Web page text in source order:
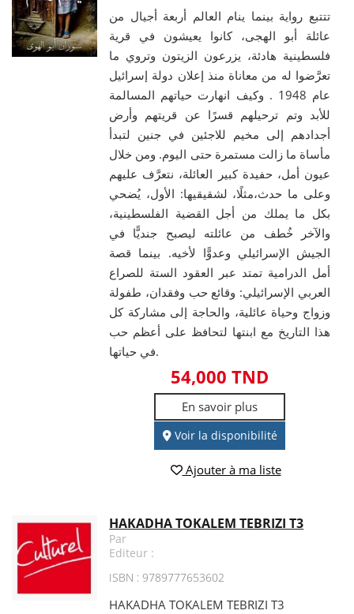
تتتبع رواية بينما ينام العالم أربعة أجيال من
عائلة أبو الهجى، كانوا يعيشون في قرية
فلسطينية هادئة، يزرعون الزيتون وتروي ما
تعرَّضوا له من معاناة منذ إعلان دولة إسرائيل
عام 1948 . وكيف انهارت حياتهم المسالمة
للأبد وتم ترحيلهم قسرًا عن قريتهم وأرض
أجدادهم إلى مخيم للاجئين في جنين لتبدأ
مأساة ما زالت مستمرة حتى اليوم. ومن خلال
عيون أمل، حفيدة كبير العائلة، نتعرَّف عليهم
وعلى ما حدث،مثلًا، لشقيقيها: الأول، يُضحي
بكل ما يملك من أجل القضية الفلسطينية،
والآخر خُطف من عائلته ليصبح جنديًّا في
الجيش الإسرائيلي وعدوًّا لأخيه. بينما قصة
أمل الدرامية تمتد عبر العقود الستة للصراع
العربي الإسرائيلي: وقائع حب وفقدان، طفولة
وزواج وحياة عائلية، والحاجة إلى مشاركة كل
هذا التاريخ مع ابنتها لتحافظ على أعظم حب
في حياتها.
54,000 TND
En savoir plus
Voir la disponibilité
Ajouter à ma liste
HAKADHA TOKALEM TEBRIZI T3
Par
Editeur :
ISBN : 9789777653602
HAKADHA TOKALEM TEBRIZI T3